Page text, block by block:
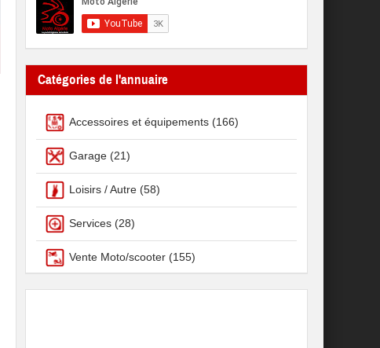
Catégories de l'annuaire
Accessoires et équipements (166)
Garage (21)
Loisirs / Autre (58)
Services (28)
Vente Moto/scooter (155)